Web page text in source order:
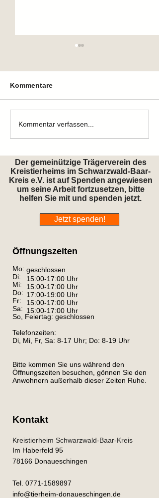
Zuhause gefunden
Kommentare
Kommentar verfassen...
Der gemeinützige Trägerverein des
Kreistierheims im Schwarzwald-Baar-
Kreis e.V. ist auf Spenden angewiesen
um seine Arbeit fortzusetzen, bitte
helfen Sie mit und spenden jetzt.
Jetzt spenden!
Öffnungszeiten
Mo:
Di:
Mi:
Do:
Fr:
Sa:
So, Feiertag: geschlossen
Telefonzeiten:
Di, Mi, Fr, Sa: 8-17 Uhr; Do: 8-19 Uhr
Bitte kommen Sie uns während den
Öffnungszeiten besuchen, gönnen Sie den
Anwohnern außerhalb dieser Zeiten Ruhe.
geschlossen
15:00-17:00 Uhr
15:00-17:00 Uhr
17:00-19:00 Uhr
15:00-17:00 Uhr
15:00-17:00 Uhr
Kontakt
Kreistierheim Schwarzwald-Baar-Kreis
Im Haberfeld 95
78166 Donaueschingen
Tel. 0771-1589897
info@tierheim-donaueschingen.de